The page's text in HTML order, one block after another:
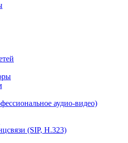
аудио-видео)
(SIP, H.323)